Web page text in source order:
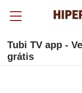
Tubi TV app -
grátis